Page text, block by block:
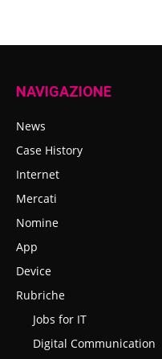
NAVIGAZIONE
News
Case History
Internet
Mercati
Nomine
App
Device
Rubriche
Jobs for IT
Digital Communication